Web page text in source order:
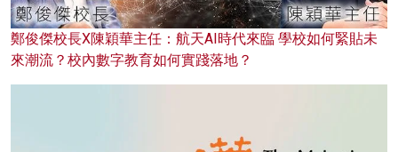
鄭俊傑校長X陳穎華主任：航天AI時代來臨 學校如何緊貼未
來潮流？校內數字教育如何實踐落地？